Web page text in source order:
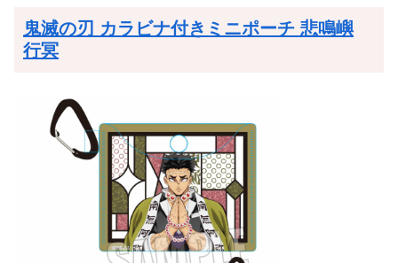
鬼滅の刃 カラビナ付きミニポーチ 悲鳴嶼
行冥